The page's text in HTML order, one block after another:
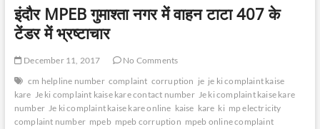
टी
है
इंदौर MPEB गुमाश्ता नगर में वाहन टाटा 407 के
टेंडर में भ्रष्टाचार
December 11, 2017
No Comments
cm helpline number complaint corruption je je ki complaint kaise
kare Je ki complaint kaise kare contact number Je ki complaint kaise kare
number Je ki complaint kaise kare online kaise kare ki mp electricity
complaint number mpeb mpeb corruption mpeb online complaint